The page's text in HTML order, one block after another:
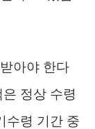
아야 한다
정상 수령
수령 기간 중